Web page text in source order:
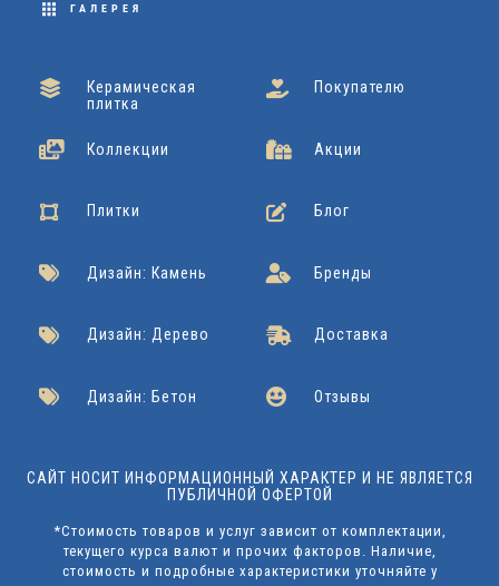
ГАЛЕРЕЯ
Керамическая
плитка
Коллекции
Плитки
Дизайн: Камень
Дизайн: Дерево
Дизайн: Бетон
Покупателю
Акции
Блог
Бренды
Доставка
Отзывы
САЙТ НОСИТ ИНФОРМАЦИОННЫЙ ХАРАКТЕР И НЕ ЯВЛЯЕТСЯ
ПУБЛИЧНОЙ ОФЕРТОЙ
*Стоимость товаров и услуг зависит от комплектации,
текущего курса валют и прочих факторов. Наличие,
стоимость и подробные характеристики уточняйте у